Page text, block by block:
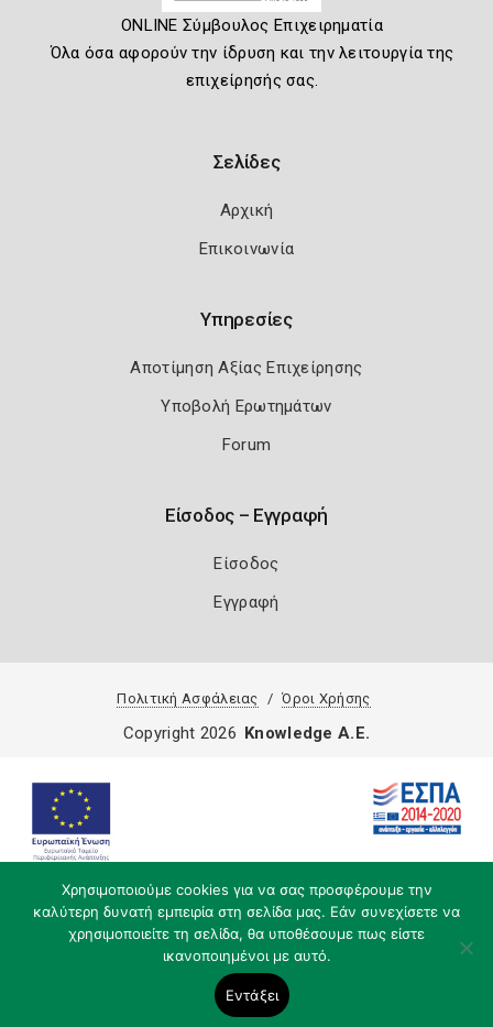
ONLINE Σύμβουλος Επιχειρηματία
Όλα όσα αφορούν την ίδρυση και την λειτουργία της
επιχείρησής σας.
Σελίδες
Αρχική
Επικοινωνία
Υπηρεσίες
Αποτίμηση Αξίας Επιχείρησης
Υποβολή Ερωτημάτων
Forum
Είσοδος – Εγγραφή
Είσοδος
Εγγραφή
Πολιτική Ασφάλειας Όροι Χρήσης
Χρησιμοποιούμε cookies για να σας προσφέρουμε την
καλύτερη δυνατή εμπειρία στη σελίδα μας. Εάν συνεχίσετε να
χρησιμοποιείτε τη σελίδα, θα υποθέσουμε πως είστε
ικανοποιημένοι με αυτό.
Εντάξει
Copyright 2026 Knowledge A.E.